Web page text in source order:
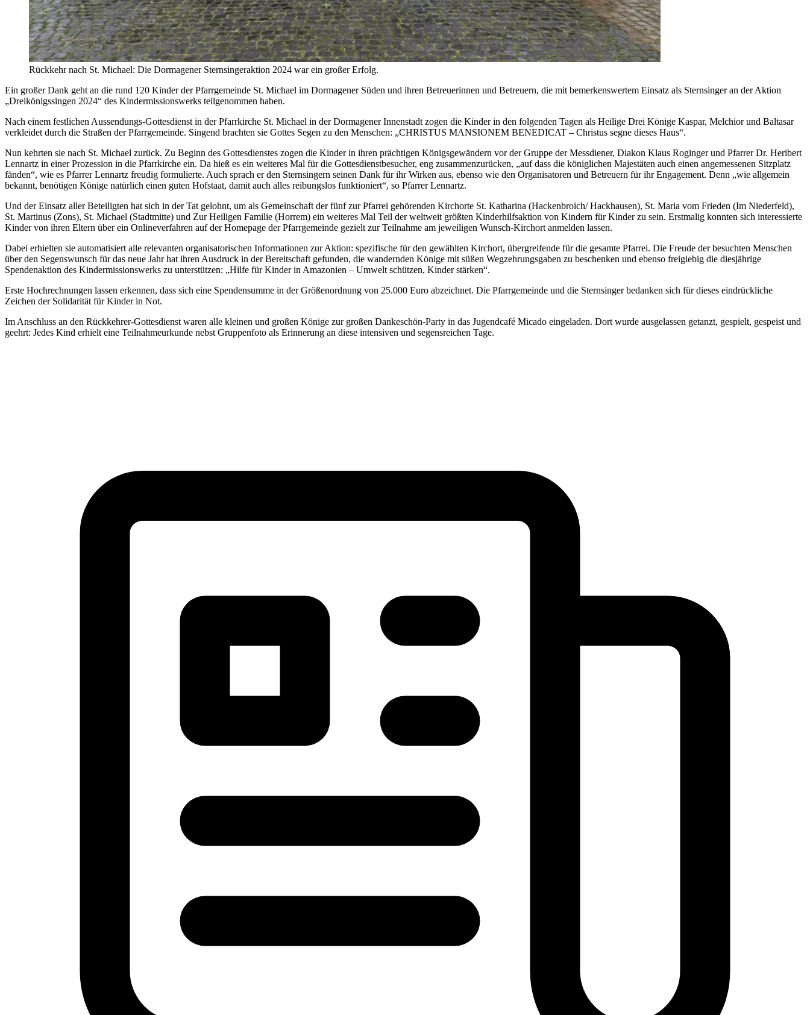
Rückkehr nach St. Michael: Die Dormagener Sternsingeraktion 2024 war ein großer Erfolg.
Ein großer Dank geht an die rund 120 Kinder der Pfarrgemeinde St. Michael im Dormagener Süden und ihren Betreuerinnen und Betreuern, die mit bemerkenswertem Einsatz als Sternsinger an der Aktion
„Dreikönigssingen 2024“ des Kindermissionswerks teilgenommen haben.
Nach einem festlichen Aussendungs-Gottesdienst in der Pfarrkirche St. Michael in der Dormagener Innenstadt zogen die Kinder in den folgenden Tagen als Heilige Drei Könige Kaspar, Melchior und Baltasar
verkleidet durch die Straßen der Pfarrgemeinde. Singend brachten sie Gottes Segen zu den Menschen: „CHRISTUS MANSIONEM BENEDICAT – Christus segne dieses Haus“.
Nun kehrten sie nach St. Michael zurück. Zu Beginn des Gottesdienstes zogen die Kinder in ihren prächtigen Königsgewändern vor der Gruppe der Messdiener, Diakon Klaus Roginger und Pfarrer Dr. Heribert
Lennartz in einer Prozession in die Pfarrkirche ein. Da hieß es ein weiteres Mal für die Gottesdienstbesucher, eng zusammenzurücken, „auf dass die königlichen Majestäten auch einen angemessenen Sitzplatz
fänden“, wie es Pfarrer Lennartz freudig formulierte. Auch sprach er den Sternsingern seinen Dank für ihr Wirken aus, ebenso wie den Organisatoren und Betreuern für ihr Engagement. Denn „wie allgemein
bekannt, benötigen Könige natürlich einen guten Hofstaat, damit auch alles reibungslos funktioniert“, so Pfarrer Lennartz.
Und der Einsatz aller Beteiligten hat sich in der Tat gelohnt, um als Gemeinschaft der fünf zur Pfarrei gehörenden Kirchorte St. Katharina (Hackenbroich/ Hackhausen), St. Maria vom Frieden (Im Niederfeld),
St. Martinus (Zons), St. Michael (Stadtmitte) und Zur Heiligen Familie (Horrem) ein weiteres Mal Teil der weltweit größten Kinderhilfsaktion von Kindern für Kinder zu sein. Erstmalig konnten sich interessierte
Kinder von ihren Eltern über ein Onlineverfahren auf der Homepage der Pfarrgemeinde gezielt zur Teilnahme am jeweiligen Wunsch-Kirchort anmelden lassen.
Dabei erhielten sie automatisiert alle relevanten organisatorischen Informationen zur Aktion: spezifische für den gewählten Kirchort, übergreifende für die gesamte Pfarrei. Die Freude der besuchten Menschen
über den Segenswunsch für das neue Jahr hat ihren Ausdruck in der Bereitschaft gefunden, die wandernden Könige mit süßen Wegzehrungsgaben zu beschenken und ebenso freigiebig die diesjährige
Spendenaktion des Kindermissionswerks zu unterstützen: „Hilfe für Kinder in Amazonien – Umwelt schützen, Kinder stärken“.
Erste Hochrechnungen lassen erkennen, dass sich eine Spendensumme in der Größenordnung von 25.000 Euro abzeichnet. Die Pfarrgemeinde und die Sternsinger bedanken sich für dieses eindrückliche
Zeichen der Solidarität für Kinder in Not.
Im Anschluss an den Rückkehrer-Gottesdienst waren alle kleinen und großen Könige zur großen Dankeschön-Party in das Jugendcafé Micado eingeladen. Dort wurde ausgelassen getanzt, gespielt, gespeist und
geehrt: Jedes Kind erhielt eine Teilnahmeurkunde nebst Gruppenfoto als Erinnerung an diese intensiven und segensreichen Tage.